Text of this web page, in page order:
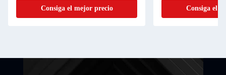
Consiga el mejor precio Consiga el